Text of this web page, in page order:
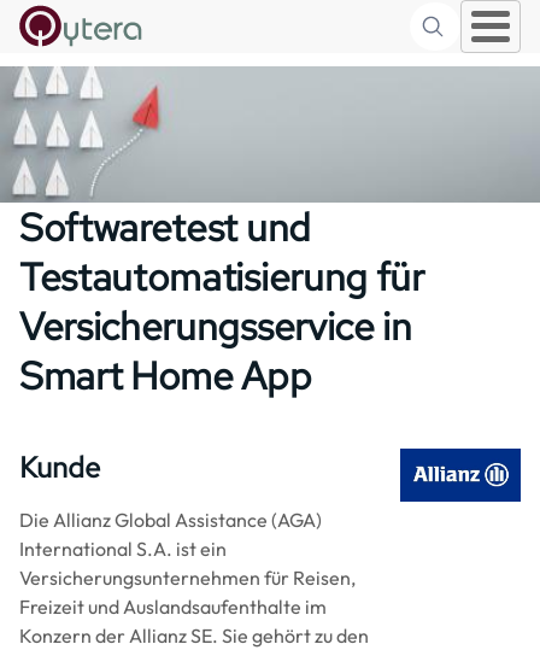
Skip to main content Suche
Softwaretest und
Testautomatisierung für
Versicherungsservice in
Smart Home App
Kunde
Die Allianz Global Assistance (AGA)
International S.A. ist ein
Versicherungsunternehmen für Reisen,
Freizeit und Auslandsaufenthalte im
Konzern der Allianz SE. Sie gehört zu den
Image